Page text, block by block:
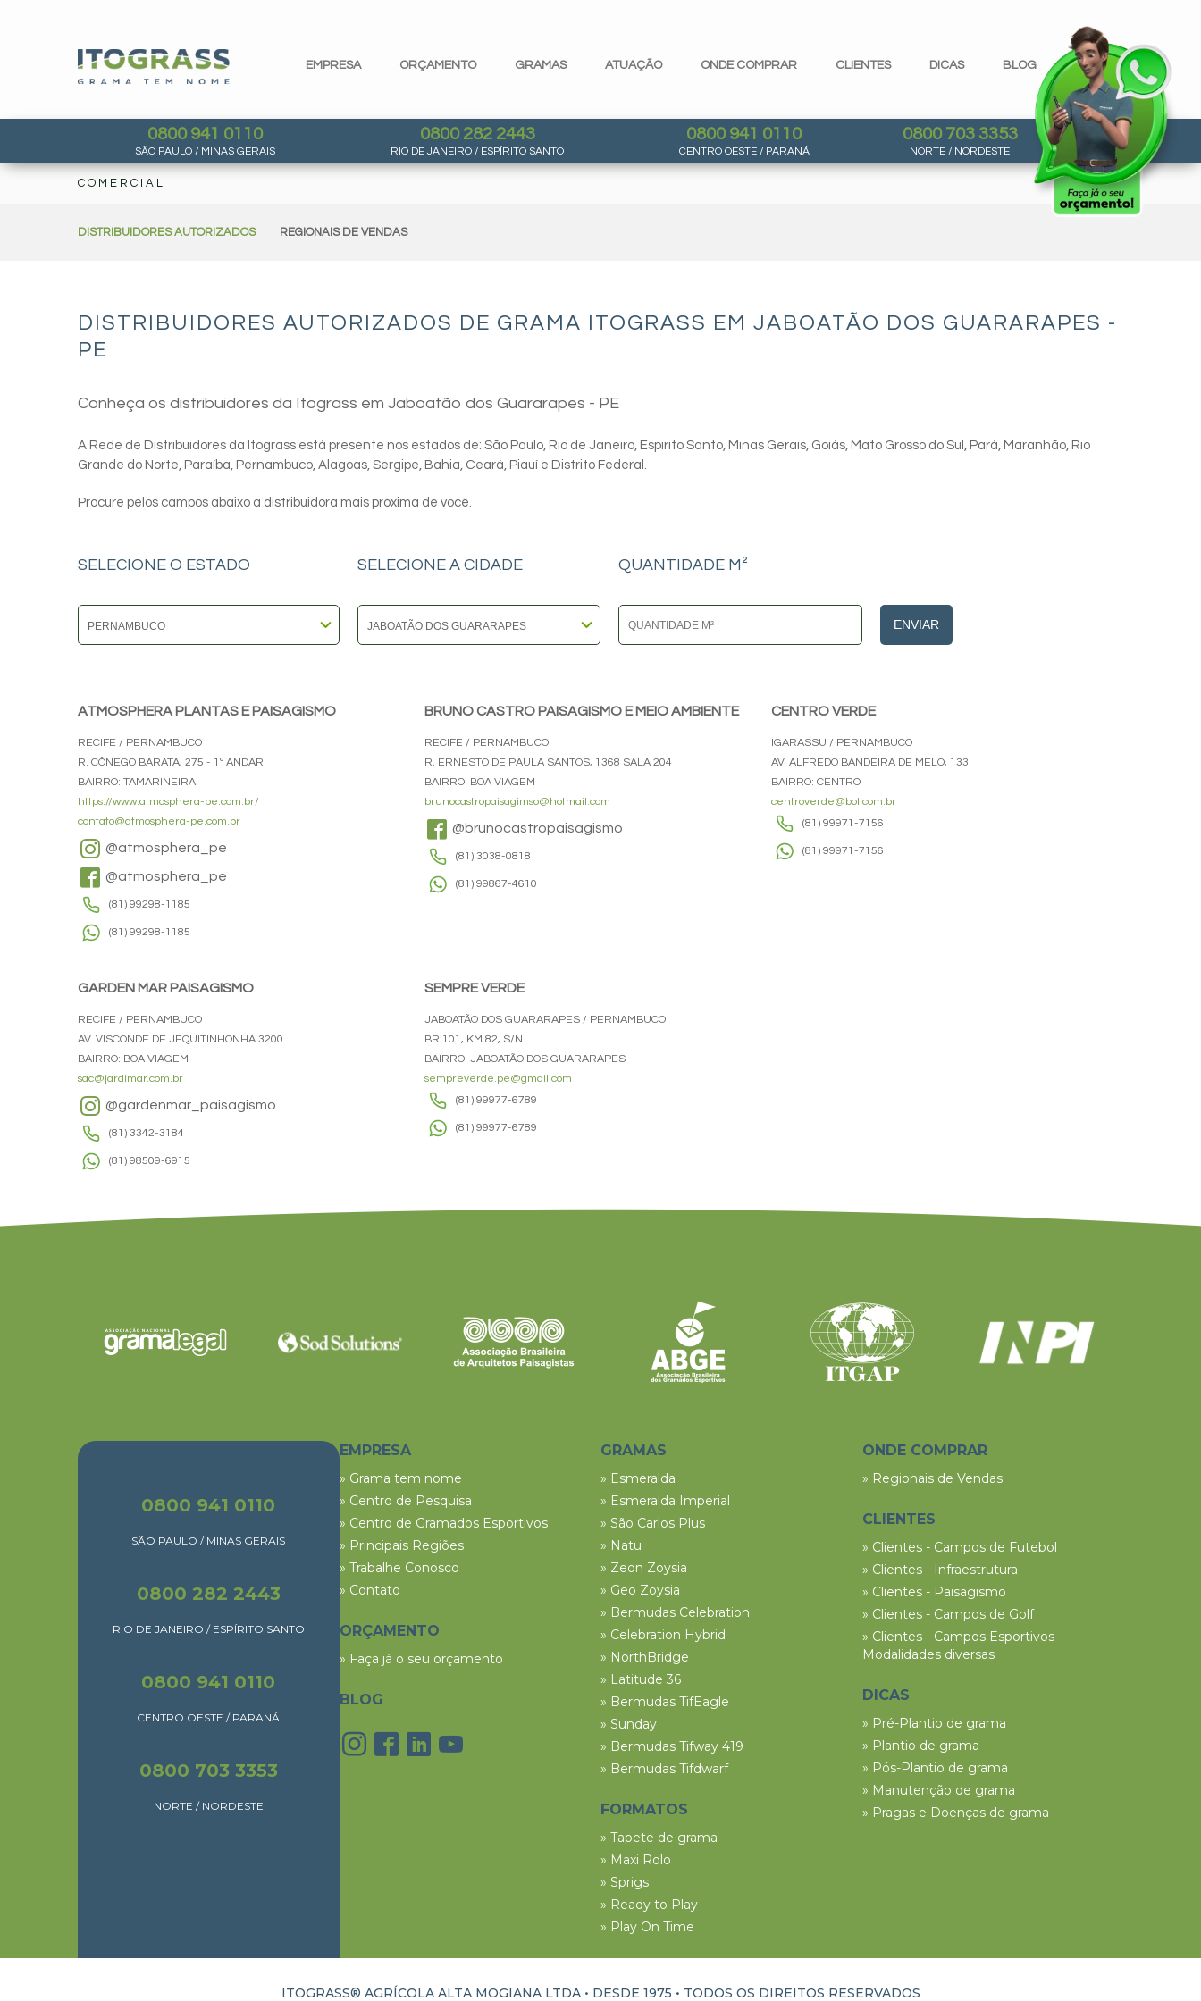
EMPRESA ORÇAMENTO GRAMAS ATUAÇÃO ONDE COMPRAR CLIENTES DICAS BLOG
0800 941 0110
SÃO PAULO / MINAS GERAIS
0800 282 2443
RIO DE JANEIRO / ESPÍRITO SANTO
0800 941 0110
CENTRO OESTE / PARANÁ
0800 703 3353
NORTE / NORDESTE
COMERCIAL
DISTRIBUIDORES AUTORIZADOS REGIONAIS DE VENDAS
DISTRIBUIDORES AUTORIZADOS DE GRAMA ITOGRASS EM JABOATÃO DOS GUARARAPES -
PE
Conheça os distribuidores da Itograss em Jaboatão dos Guararapes - PE
A Rede de Distribuidores da Itograss está presente nos estados de: São Paulo, Rio de Janeiro, Espirito Santo, Minas Gerais, Goiás, Mato Grosso do Sul, Pará, Maranhão, Rio
Grande do Norte, Paraíba, Pernambuco, Alagoas, Sergipe, Bahia, Ceará, Piauí e Distrito Federal.
Procure pelos campos abaixo a distribuidora mais próxima de você.
SELECIONE O ESTADO SELECIONE A CIDADE QUANTIDADE M²
ENVIAR
ATMOSPHERA PLANTAS E PAISAGISMO
RECIFE / PERNAMBUCO
R. CÔNEGO BARATA, 275 - 1º ANDAR
BAIRRO: TAMARINEIRA
https://www.atmosphera-pe.com.br/
contato@atmosphera-pe.com.br
@atmosphera_pe
@atmosphera_pe
(81) 99298-1185
(81) 99298-1185
BRUNO CASTRO PAISAGISMO E MEIO AMBIENTE
RECIFE / PERNAMBUCO
R. ERNESTO DE PAULA SANTOS, 1368 SALA 204
BAIRRO: BOA VIAGEM
brunocastropaisagimso@hotmail.com
@brunocastropaisagismo
(81) 3038-0818
(81) 99867-4610
CENTRO VERDE
IGARASSU / PERNAMBUCO
AV. ALFREDO BANDEIRA DE MELO, 133
BAIRRO: CENTRO
centroverde@bol.com.br
(81) 99971-7156
(81) 99971-7156
GARDEN MAR PAISAGISMO
RECIFE / PERNAMBUCO
AV. VISCONDE DE JEQUITINHONHA 3200
BAIRRO: BOA VIAGEM
sac@jardimar.com.br
@gardenmar_paisagismo
(81) 3342-3184
(81) 98509-6915
SEMPRE VERDE
JABOATÃO DOS GUARARAPES / PERNAMBUCO
BR 101, KM 82, S/N
BAIRRO: JABOATÃO DOS GUARARAPES
sempreverde.pe@gmail.com
(81) 99977-6789
(81) 99977-6789
0800 941 0110
SÃO PAULO / MINAS GERAIS
0800 282 2443
RIO DE JANEIRO / ESPÍRITO SANTO
0800 941 0110
CENTRO OESTE / PARANÁ
0800 703 3353
NORTE / NORDESTE
EMPRESA
» Grama tem nome
» Centro de Pesquisa
» Centro de Gramados Esportivos
» Principais Regiões
» Trabalhe Conosco
» Contato
ORÇAMENTO
» Faça já o seu orçamento
BLOG
GRAMAS
» Esmeralda
» Esmeralda Imperial
» São Carlos Plus
» Natu
» Zeon Zoysia
» Geo Zoysia
» Bermudas Celebration
» Celebration Hybrid
» NorthBridge
» Latitude 36
» Bermudas TifEagle
» Sunday
» Bermudas Tifway 419
» Bermudas Tifdwarf
FORMATOS
» Tapete de grama
» Maxi Rolo
» Sprigs
» Ready to Play
» Play On Time
ONDE COMPRAR
» Regionais de Vendas
CLIENTES
» Clientes - Campos de Futebol
» Clientes - Infraestrutura
» Clientes - Paisagismo
» Clientes - Campos de Golf
» Clientes - Campos Esportivos -
Modalidades diversas
DICAS
» Pré-Plantio de grama
» Plantio de grama
» Pós-Plantio de grama
» Manutenção de grama
» Pragas e Doenças de grama
ITOGRASS® AGRÍCOLA ALTA MOGIANA LTDA • DESDE 1975 • TODOS OS DIREITOS RESERVADOS